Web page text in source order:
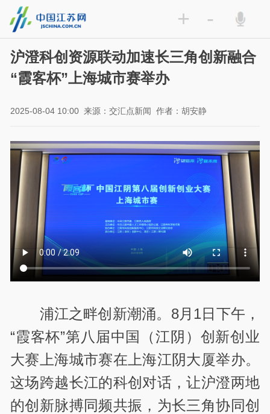
+ -
沪澄科创资源联动加速长三角创新融合
“霞客杯”上海城市赛举办
2025-08-04 10:00 来源：交汇点新闻 作者：胡安静
浦江之畔创新潮涌。8月1日下午，
“霞客杯”第八届中国（江阴）创新创业
大赛上海城市赛在上海江阴大厦举办。
这场跨越长江的科创对话，让沪澄两地
的创新脉搏同频共振，为长三角协同创